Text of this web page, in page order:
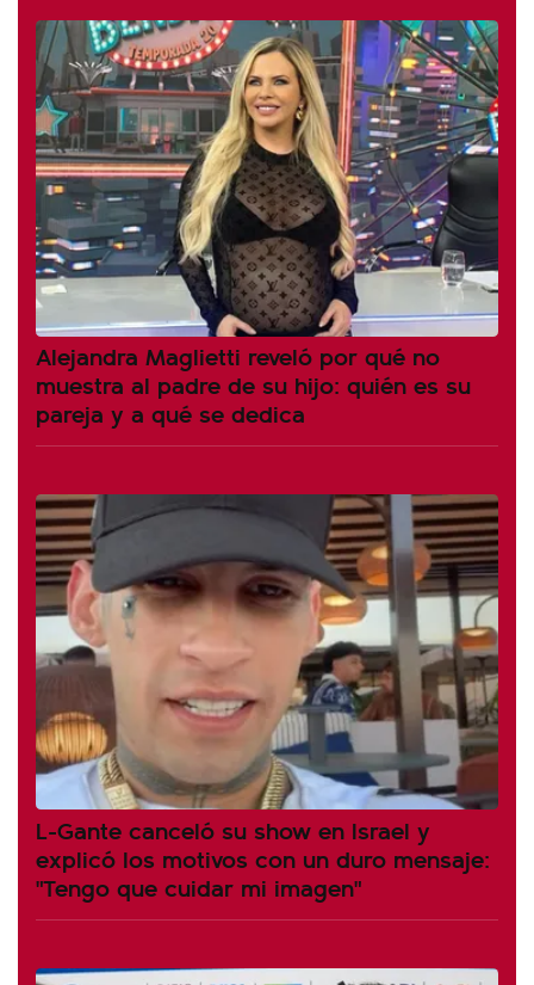
Alejandra Maglietti reveló por qué no
muestra al padre de su hijo: quién es su
pareja y a qué se dedica
L-Gante canceló su show en Israel y
explicó los motivos con un duro mensaje:
"Tengo que cuidar mi imagen"